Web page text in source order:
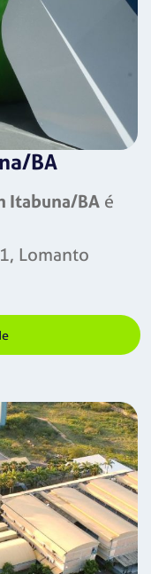
BA
Itabuna/BA é
Lomanto